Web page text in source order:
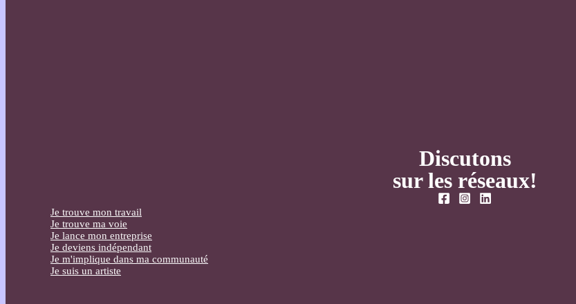
Discutons
sur les réseaux!
Je trouve mon travail
Je trouve ma voie
Je lance mon entreprise
Je deviens indépendant
Je m'implique dans ma communauté
Je suis un artiste